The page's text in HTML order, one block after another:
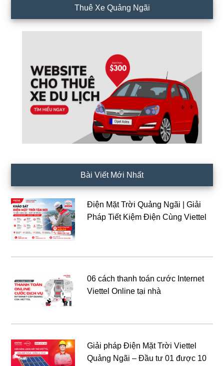
Thuê Xe Quảng Ngãi
Bài Viết Mới Nhất
Điện Mặt Trời Quảng Ngãi | Giải
Pháp Tiết Kiệm Điện Cùng Viettel
06 cách thanh toán cước Internet
Viettel Online tại nhà
Giải pháp Điện Mặt Trời Viettel
Quảng Ngãi – Đầu tư 01 được 10